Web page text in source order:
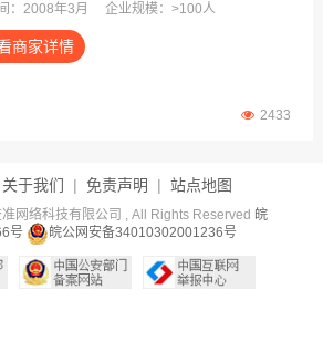
：2008年3月
企业规模：>100人
商家详情
2433
关于我们 | 免责声明 | 站点地图
网络科技有限公司 , All Rights Reserved 皖
号
皖公网安备34010302001236号